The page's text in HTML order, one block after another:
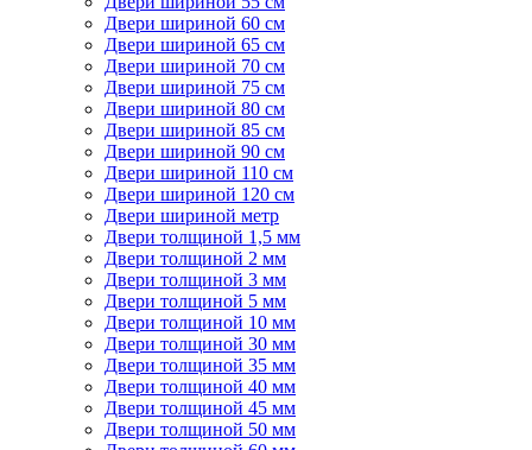
Двери шириной 60 см
Двери шириной 65 см
Двери шириной 70 см
Двери шириной 75 см
Двери шириной 80 см
Двери шириной 85 см
Двери шириной 90 см
Двери шириной 110 см
Двери шириной 120 см
Двери шириной метр
Двери толщиной 1,5 мм
Двери толщиной 2 мм
Двери толщиной 3 мм
Двери толщиной 5 мм
Двери толщиной 10 мм
Двери толщиной 30 мм
Двери толщиной 35 мм
Двери толщиной 40 мм
Двери толщиной 45 мм
Двери толщиной 50 мм